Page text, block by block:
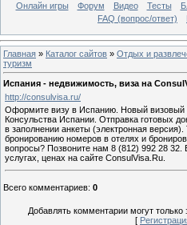
Онлайн игры
Форум Видео Тесты
FAQ (вопрос/ответ)
Главная » Каталог сайтов » Отдых и
туризм
Испания - недвижимость, виза на
http://consulvisa.ru/
Оформите визу в Испанию. Новый визовый
Консульства Испании. Отправка готовых
в заполнении анкеты (электронная
бронированию номеров в отелях и
вопросы? Позвоните нам 8 (812) 992 28
услугах, ценах на сайте ConsulVisa.Ru.
Всего комментариев: 0
Добавлять комментарии могут только
[